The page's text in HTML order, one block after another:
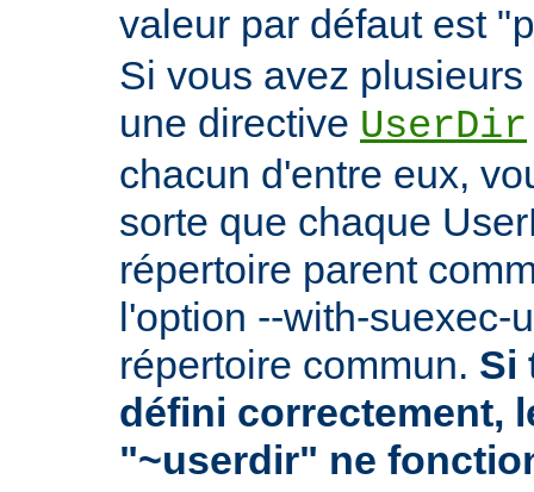
valeur par défaut est "
Si vous avez
une directive UserDir
chacun d'entre eux,
sorte que chaque
répertoire parent
l'option --with-suexec-
répertoire commun. Si
défini correctement,
"~userdir" ne